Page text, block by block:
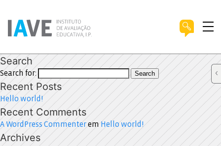
Search
Search for: Search
Recent Posts
Hello world!
Recent Comments
A WordPress Commenterem Hello world!
Archives